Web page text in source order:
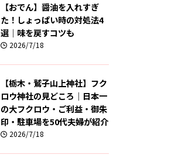
【おでん】醤油を入れすぎ
た！しょっぱい時の対処法4
選｜味を戻すコツも
2026/7/18
【栃木・鷲子山上神社】フク
ロウ神社の見どころ｜日本一
の大フクロウ・ご利益・御朱
印・駐車場を50代夫婦が紹介
2026/7/18